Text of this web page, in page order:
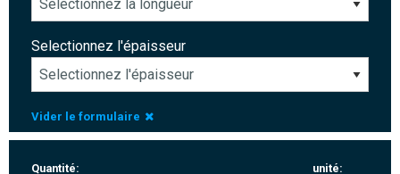
Selectionnez l'épaisseur
Vider le formulaire
Quantité: unité: